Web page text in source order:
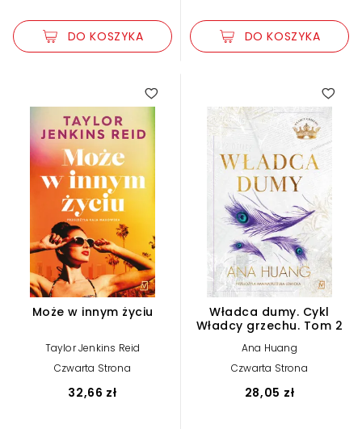
DO KOSZYKA DO KOSZYKA
Może w innym życiu
Taylor Jenkins Reid
Czwarta Strona
32,66 zł
4.00
Władca dumy. Cykl
Władcy grzechu. Tom 2
Ana Huang
Czwarta Strona
28,05 zł